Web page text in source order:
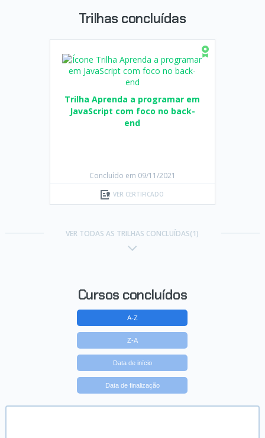
Trilhas concluídas
Concluído em 09/11/2021
VER CERTIFICADO
VER TODAS AS TRILHAS CONCLUÍDAS(1)
Cursos concluídos
A-Z
Z-A
Data de início
Data de finalização